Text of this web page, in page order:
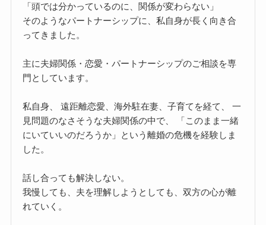
「頭では分かっているのに、関係が変わらない」
そのようなパートナーシップに、私自身が長く向き合
ってきました。
主に夫婦関係・恋愛・パートナーシップのご相談を専
門としています。
私自身、 遠距離恋愛、海外駐在妻、子育てを経て、 一
見問題のなさそうな夫婦関係の中で、 「このまま一緒
にいていいのだろうか」という離婚の危機を経験しま
した。
話し合っても解決しない。
我慢しても、夫を理解しようとしても、双方の心が離
れていく。